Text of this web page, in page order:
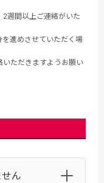
2週間以上ご連絡がいた
進めさせていただく場
ただきますようお願い
ん